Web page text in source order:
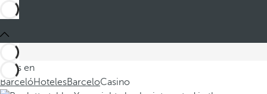
Estás en
BarcelóHotelesBarceloCasino